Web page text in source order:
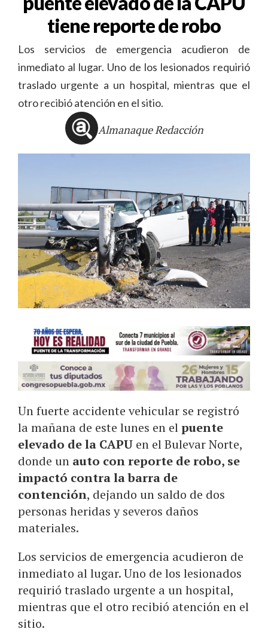
tiene reporte de robo
Los servicios de emergencia acudieron de
inmediato al lugar. Uno de los lesionados requirió
traslado urgente a un hospital, mientras que el
otro recibió atención en el sitio.
Almanaque Redacción
Un fuerte accidente vehicular se registró
la mañana de este lunes en elpuente
elevado de la CAPU en el Bulevar Norte,
donde un auto con reporte de robo, se
impactó contra la barra de
contención, dejando un saldo de dos
personas heridas y severos daños
materiales.
Los servicios de emergencia acudieron de
inmediato al lugar. Uno de los lesionados
requirió traslado urgente a un hospital,
mientras que el otro recibió atención en el
sitio.